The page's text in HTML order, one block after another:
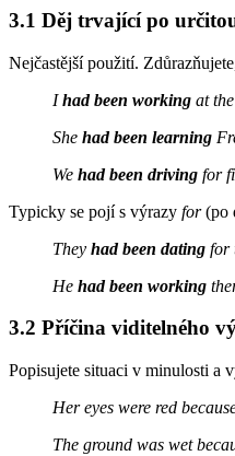
3.1 Děj trvající po
Nejčastější použití.
Ihad been working at
She had been learning
We had been driving for
Typicky se pojí s výrazy for(po
They had been dating for
He had been working
3.2 Příčina viditelného
Popisujete situaci v minulosti a
Her eyes were red
The ground was wet